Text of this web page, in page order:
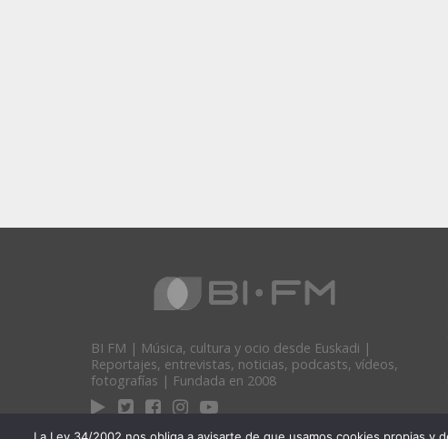
BI FM | Música, cultura y ocio desde Euskadi |
Reportajes, entrevistas, noticias, podcasts, vídeos,
fotografías | Fundada en 2008